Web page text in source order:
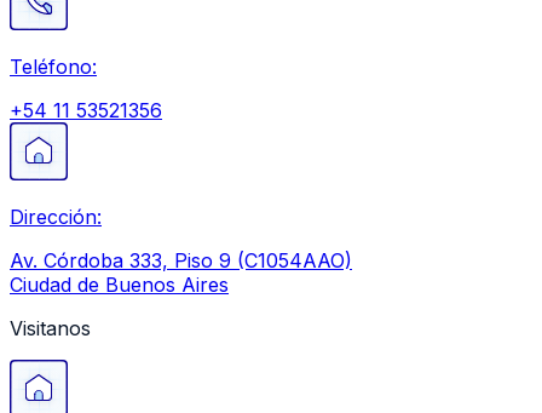
Teléfono:
+54 11 53521356
Dirección:
Av. Córdoba 333, Piso 9 (C1054AAO)
Ciudad de Buenos Aires
Visitanos